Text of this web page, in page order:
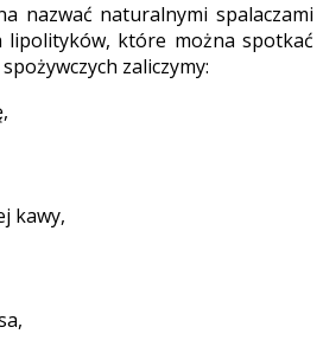
nazwać naturalnymi spalaczami
lipolityków, które można spotkać
zaliczymy:
kawy,